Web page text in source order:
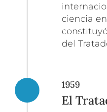
ciencia
del
1959
El